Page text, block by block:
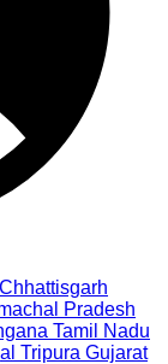
Chhattisgarh
Pradesh
Tamil Nadu
Tripura Gujarat